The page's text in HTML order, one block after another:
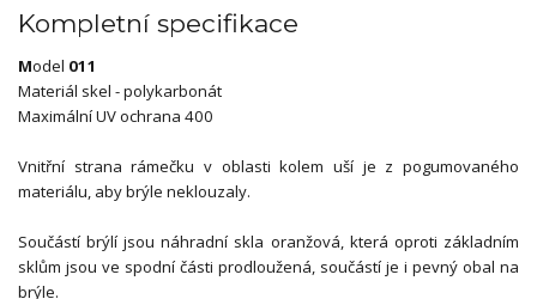
Kompletní specifikace
Model 011
Materiál skel - polykarbonát
Maximální UV ochrana 400
Vnitřní strana rámečku v oblasti kolem uší je z pogumovaného
materiálu, aby brýle neklouzaly.
Součástí brýlí jsou náhradní skla oranžová, která oproti základním
sklům jsou ve spodní části prodloužená, součástí je i pevný obal na
brýle.